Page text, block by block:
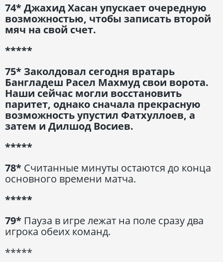
74* Джахид Хасан упускает очередную
возможностью, чтобы записать второй
мяч на свой счет.
*****
75* Заколдовал сегодня вратарь
Бангладеш Расел Махмуд свои ворота.
Наши сейчас могли восстановить
паритет, однако сначала прекрасную
возможность упустил Фатхуллоев, а
затем и Дилшод Восиев.
*****
78* Считанные минуты остаются до конца
основного времени матча.
*****
79* Пауза в игре лежат на поле сразу два
игрока обеих команд.
*****